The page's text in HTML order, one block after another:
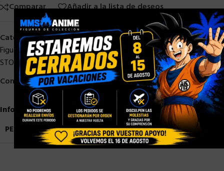
Comparar Añadir a la lista de deseos
Categorías:Bandai,DRAGON BALL ,DRAGON BALL STOCK,S. H.
Figuarts ,SH Figuarts Dragon Ball,SHF DRAGON BALL,
STOCK/DISPONIBLE
Compartir:
Información adicional
PESO
1,9 kg
×